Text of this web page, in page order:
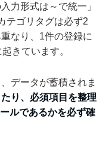
力形式は～で統一」
テゴリタグは必ず2
なり、1件の登録に
きています。
データが蓄積されま
り、必須項目を整理
ルであるかを必ず確